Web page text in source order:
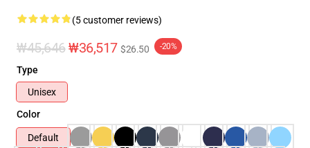
(5 customer reviews)
₩45,646₩36,517 $26.50 -20%
Type
Unisex
Color
Default